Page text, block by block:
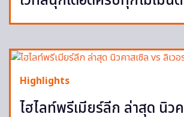
Highlights
ไฮไลท์พรีเมียร์ลีก ล่าสุด นิว